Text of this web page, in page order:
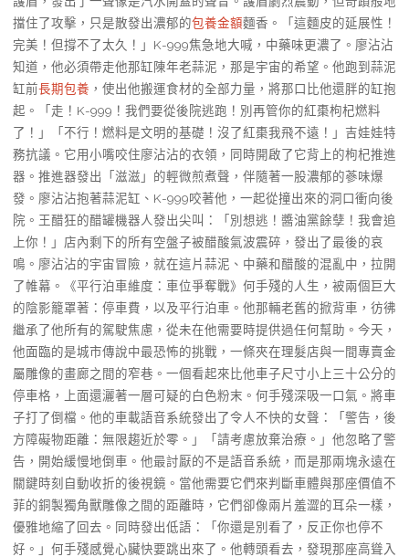
擋住了攻擊，只是散發出濃郁的包養金額麵香。「這麵皮的延展性！
完美！但撐不了太久！」K-999焦急地大喊，中藥味更濃了。廖沾沾
知道，他必須帶走他那缸陳年老蒜泥，那是宇宙的希望。他跑到蒜泥
缸前長期包養 ，使出他搬運食材的全部力量，將那口比他還胖的缸抱
起。「走！K-999！我們要從後院逃跑！別再管你的紅棗枸杞燃料
了！」「不行！燃料是文明的基礎！沒了紅棗我飛不遠！」吉娃娃特
務抗議。它用小嘴咬住廖沾沾的衣領，同時開啟了它背上的枸杞推進
器。推進器發出「滋滋」的輕微煎煮聲，伴隨著一股濃郁的蔘味爆
發。廖沾沾抱著蒜泥缸、K-999咬著他，一起從撞出來的洞口衝向後
院。王醋狂的醋罐機器人發出尖叫：「別想逃！醬油黨餘孽！我會追
上你！」店內剩下的所有空盤子被醋酸氣波震碎，發出了最後的哀
鳴。廖沾沾的宇宙冒險，就在這片蒜泥、中藥和醋酸的混亂中，拉開
了帷幕。《平行泊車維度：車位爭奪戰》何手殘的人生，被兩個巨大
的陰影籠罩著：停車費，以及平行泊車。他那輛老舊的掀背車，彷彿
繼承了他所有的駕駛焦慮，從未在他需要時提供過任何幫助。今天，
他面臨的是城市傳說中最恐怖的挑戰，一條夾在理髮店與一間專賣金
屬雕像的畫廊之間的窄巷。一個看起來比他車子尺寸小上三十公分的
停車格，上面還灑著一層可疑的白色粉末。何手殘深吸一口氣。將車
子打了倒檔。他的車載語音系統發出了令人不快的女聲：「警告，後
方障礙物距離：無限趨近於零。」「請考慮放棄治療。」他忽略了警
告，開始緩慢地倒車。他最討厭的不是語音系統，而是那兩塊永遠在
關鍵時刻自動收折的後視鏡。當他需要它們來判斷車體與那座價值不
菲的銅製獨角獸雕像之間的距離時，它們卻像兩片羞澀的耳朵一樣，
優雅地縮了回去。同時發出低語：「你還是別看了，反正你也停不
好。」何手殘感覺心臟快要跳出來了。他轉頭看去，發現那座高聳入